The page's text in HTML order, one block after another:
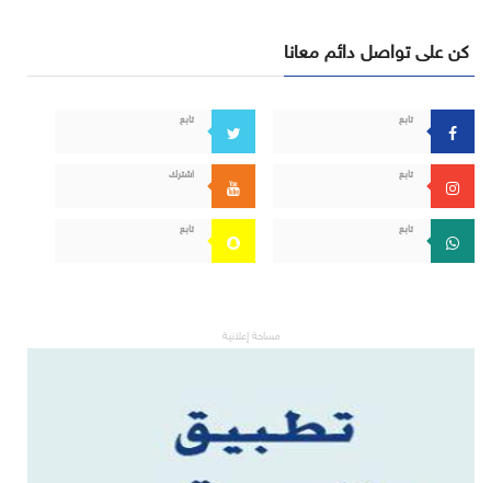
كن على تواصل دائم معانا
تابع تابع
تابع اشترك
تابع تابع
مساحة إعلانية